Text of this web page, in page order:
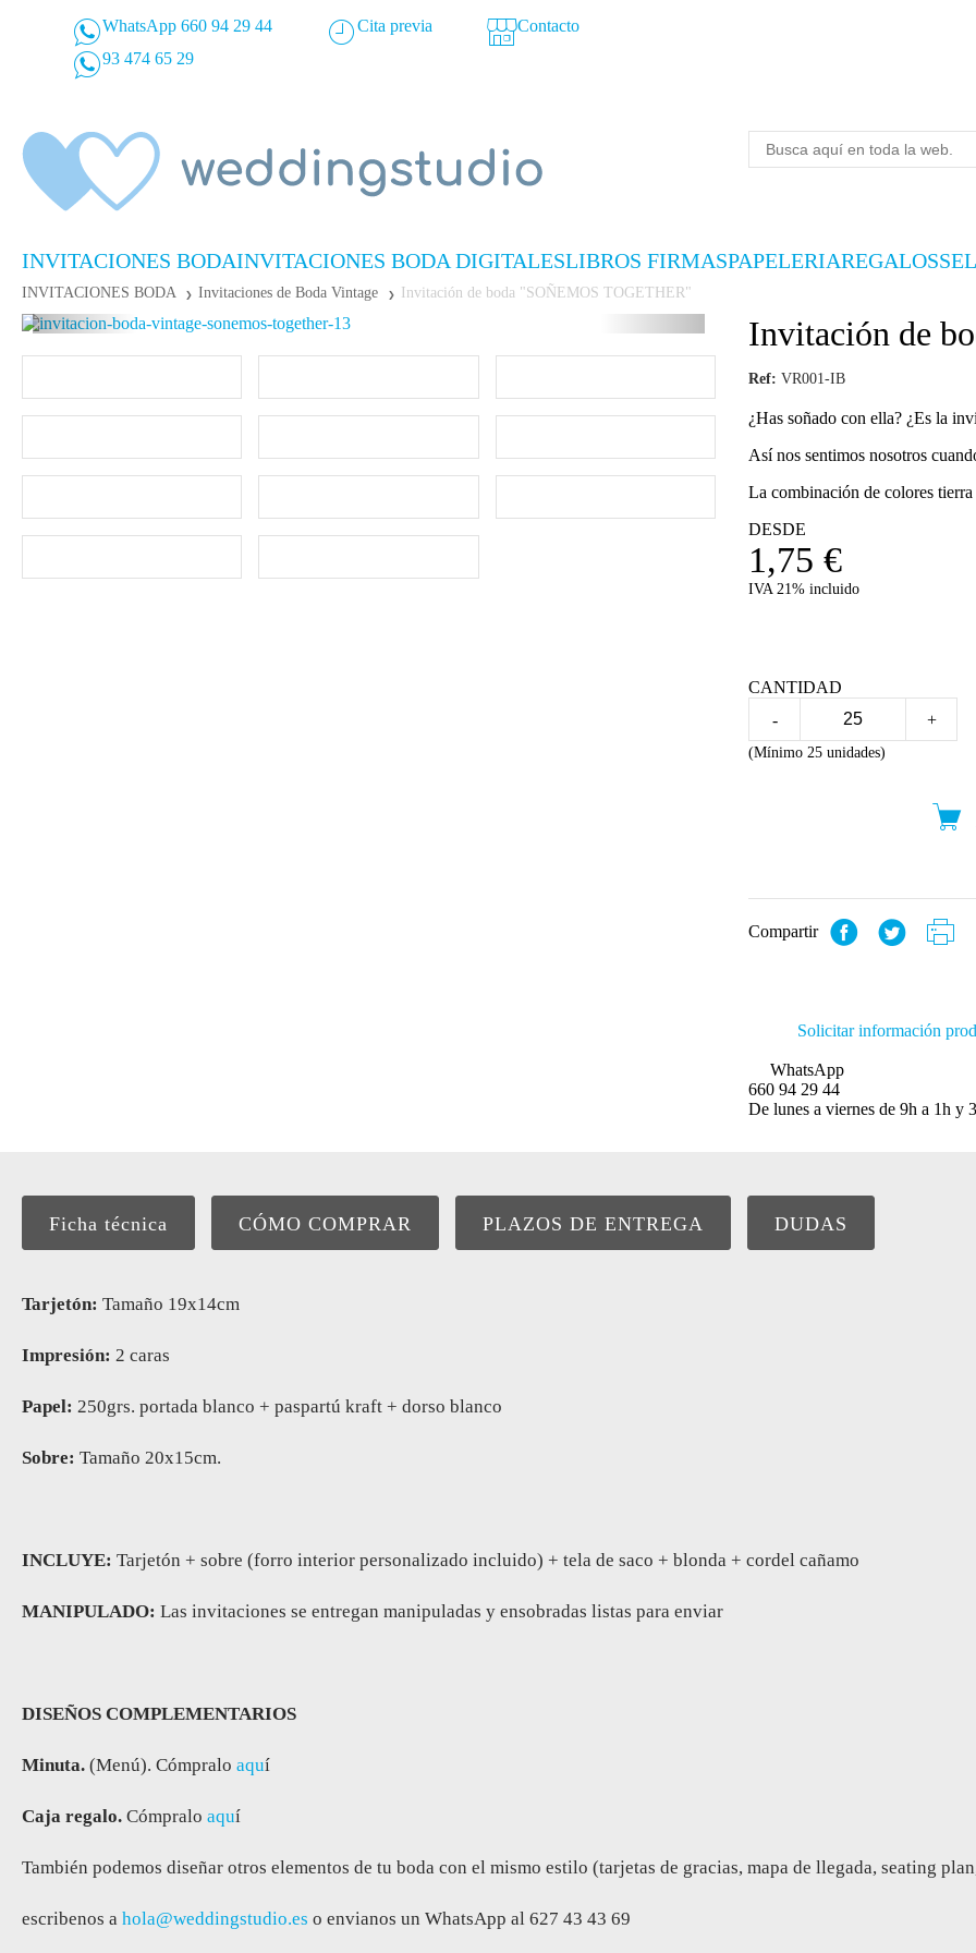
WhatsApp 660 94 29 44 Cita previa
Contacto
93 474 65 29
INVITACIONES BODAINVITACIONES BODA DIGITALESLIBROS FIRMASPAPELERIAREGALOS
INVITACIONES BODA Invitaciones de Boda Vintage Invitación de boda "SOÑEMOS TOGETHER"
Invitación de
Ref: VR001-IB
¿Has soñado con ella? ¿Es la
Así nos sentimos nosotros
La combinación de colores tierra
DESDE
1,75 €
IVA 21% incluido
CANTIDAD
-
+
(Mínimo 25 unidades)
Compartir
Solicitar información
WhatsApp
660 94 29 44
De lunes a viernes de 9h a 1h y
Ficha técnica CÓMO COMPRAR PLAZOS DE ENTREGA DUDAS
Tarjetón: Tamaño 19x14cm
Impresión: 2 caras
Papel: 250grs. portada blanco + paspartú kraft + dorso blanco
Sobre: Tamaño 20x15cm.
INCLUYE: Tarjetón + sobre (forro interior personalizado incluido) + tela de saco + blonda + cordel cañamo
MANIPULADO: Las invitaciones se entregan manipuladas y ensobradas listas para enviar
DISEÑOS COMPLEMENTARIOS
Minuta. (Menú). Cómpralo aquí
Caja regalo. Cómpralo aquí
También podemos diseñar otros elementos de tu boda con el mismo estilo (tarjetas de gracias, mapa de llegada, seating
escribenos a hola@weddingstudio.es o envianos un WhatsApp al 627 43 43 69